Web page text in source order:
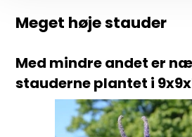
Meget høje stauder
Med mindre andet er
stauderne plantet i